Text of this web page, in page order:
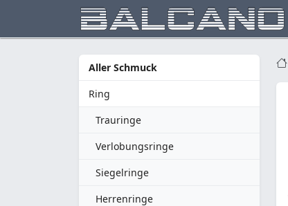
Aller Schmuck
Ring
Trauringe
Verlobungsringe
Siegelringe
Herrenringe